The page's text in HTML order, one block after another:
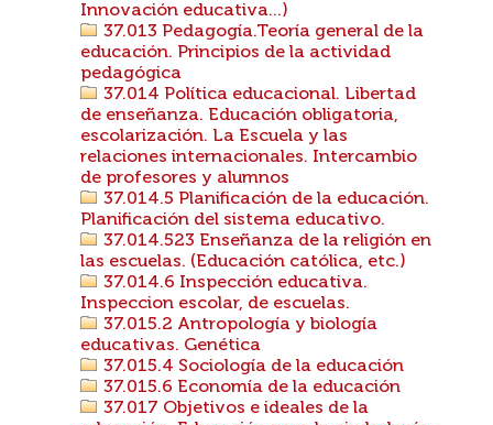
Innovación educativa...)
37.013 Pedagogía.Teoría general de la
educación. Principios de la actividad
pedagógica
37.014 Política educacional. Libertad
de enseñanza. Educación obligatoria,
escolarización. La Escuela y las
relaciones internacionales. Intercambio
de profesores y alumnos
37.014.5 Planificación de la educación.
Planificación del sistema educativo.
37.014.523 Enseñanza de la religión en
las escuelas. (Educación católica, etc.)
37.014.6 Inspección educativa.
Inspeccion escolar, de escuelas.
37.015.2 Antropología y biología
educativas. Genética
37.015.4 Sociología de la educación
37.015.6 Economía de la educación
37.017 Objetivos e ideales de la